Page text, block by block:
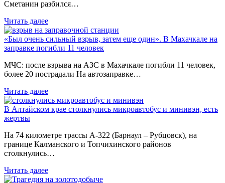
Сметанин разбился…
Читать далее
«Был очень сильный взрыв, затем еще один». В Махачкале на
заправке погибли 11 человек
МЧС: после взрыва на АЗС в Махачкале погибли 11 человек,
более 20 пострадали На автозаправке…
Читать далее
В Алтайском крае столкнулись микроавтобус и минивэн, есть
жертвы
На 74 километре трассы А-322 (Барнаул – Рубцовск), на
границе Калманского и Топчихинского районов
столкнулись…
Читать далее